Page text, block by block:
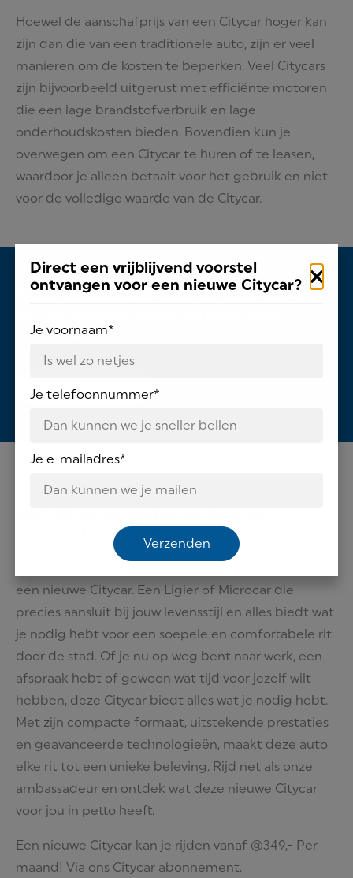
Hoewel de aanschafprijs van een Citycar hoger kan
zijn dan die van een traditionele auto, zijn er veel
manieren om de kosten te beperken. Veel Citycars
zijn bijvoorbeeld uitgerust met efficiënte motoren
die een lage brandstofverbruik en lage
onderhoudskosten bieden. Bovendien kun je
overwegen om een Citycar te huren of te leasen,
waardoor je alleen betaalt voor het gebruik en niet
voor de volledige waarde van de Citycar.
Start je reis naar de perfecte Citycar
voorraad
Voorraad bekijken
nieuwe Ligier rjiden?
een nieuwe Citycar. Een Ligier of Microcar die
precies aansluit bij jouw levensstijl en alles biedt wat
je nodig hebt voor een soepele en comfortabele rit
door de stad. Of je nu op weg bent naar werk, een
afspraak hebt of gewoon wat tijd voor jezelf wilt
hebben, deze Citycar biedt alles wat je nodig hebt.
Met zijn compacte formaat, uitstekende prestaties
en geavanceerde technologieën, maakt deze auto
elke rit tot een unieke beleving. Rijd net als onze
ambassadeur en ontdek wat deze nieuwe Citycar
voor jou in petto heeft.
Een nieuwe Citycar kan je rijden vanaf @349,- Per
maand! Via ons Citycar abonnement.
Direct een vrijblijvend voorstel
ontvangen voor een nieuwe Citycar?
Je voornaam*
Je telefoonnummer*
Je e-mailadres*
Verzenden